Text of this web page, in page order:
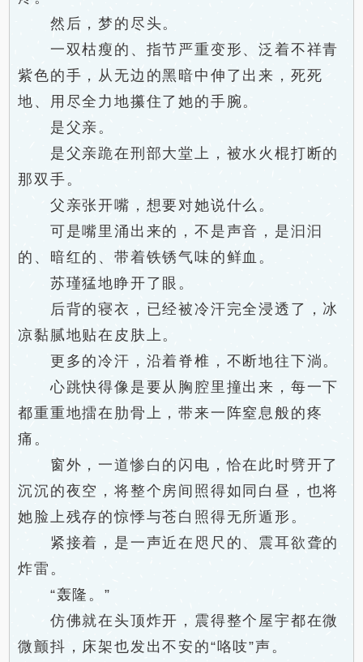
然后，梦的尽头。
一双枯瘦的、指节严重变形、泛着不祥青
紫色的手，从无边的黑暗中伸了出来，死死
地、用尽全力地攥住了她的手腕。
是父亲。
是父亲跪在刑部大堂上，被水火棍打断的
那双手。
父亲张开嘴，想要对她说什么。
可是嘴里涌出来的，不是声音，是汩汩
的、暗红的、带着铁锈气味的鲜血。
苏瑾猛地睁开了眼。
后背的寝衣，已经被冷汗完全浸透了，冰
凉黏腻地贴在皮肤上。
更多的冷汗，沿着脊椎，不断地往下淌。
心跳快得像是要从胸腔里撞出来，每一下
都重重地擂在肋骨上，带来一阵窒息般的疼
痛。
窗外，一道惨白的闪电，恰在此时劈开了
沉沉的夜空，将整个房间照得如同白昼，也将
她脸上残存的惊悸与苍白照得无所遁形。
紧接着，是一声近在咫尺的、震耳欲聋的
炸雷。
“轰隆。”
仿佛就在头顶炸开，震得整个屋宇都在微
微颤抖，床架也发出不安的“咯吱”声。